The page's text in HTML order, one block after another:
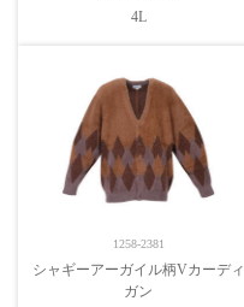
4L
1258-2381
シャギーアーガイル柄Vカーディ
ガン